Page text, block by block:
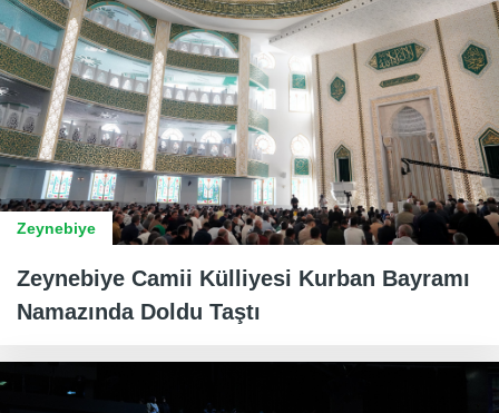
Zeynebiye
Zeynebiye Camii Külliyesi Kurban Bayramı
Namazında Doldu Taştı